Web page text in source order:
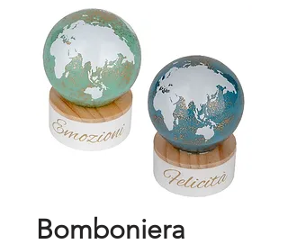
Bomboniera